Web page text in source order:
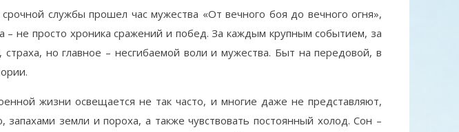
службы прошел час мужества «От вечного боя до вечного огня»,
не просто хроника сражений и побед. За каждым крупным событием, за
но главное – несгибаемой воли и мужества. Быт на передовой, в
жизни освещается не так часто, и многие даже не представляют,
земли и пороха, а также чувствовать постоянный холод. Сон –